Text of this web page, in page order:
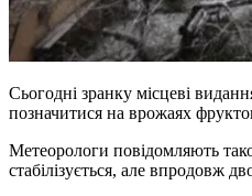
Сьогодні зранку місцеві
позначитися на врожаях
Метеорологи повідомляють
стабілізується, але впродовж